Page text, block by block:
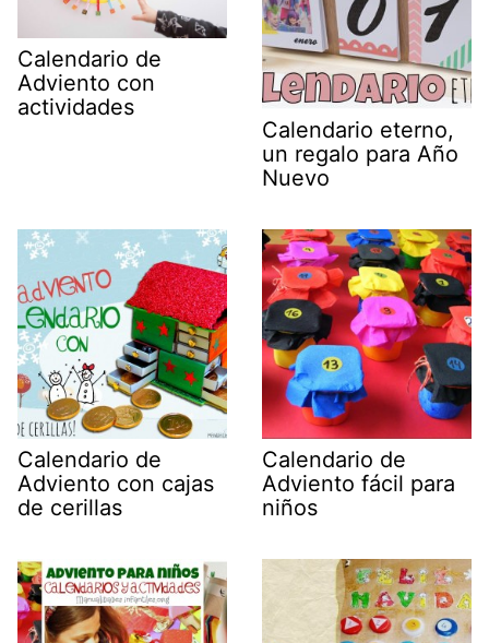
Calendario de
Adviento con
actividades
Calendario eterno,
un regalo para Año
Nuevo
Calendario de
Adviento con cajas
de cerillas
Calendario de
Adviento fácil para
niños